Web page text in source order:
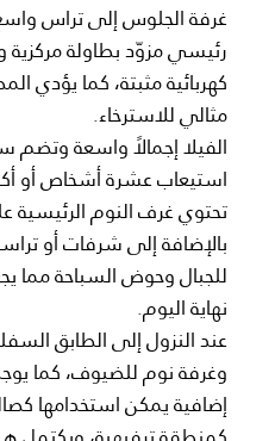
غرفة الجلوس إلى تراس
رئيسي مزوّد بطاولة مركزية
كهربائية مثبتة، كما يؤدي
مثالي للاسترخاء.
الفيلا إجمالاً واسعة وتضم
استيعاب عشرة أشخاص أو
تحتوي غرف النوم الرئيسية
بالإضافة إلى شرفات أو
للجبال وحوض السباحة مما
نهاية اليوم.
عند النزول إلى الطابق
وغرفة نوم للضيوف، كما
إضافية يمكن استخدامها